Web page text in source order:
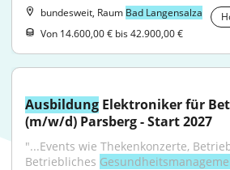
bundesweit, Raum Bad Langensalza
Von 14.600,00 € bis 42.900,00 €
Ausbildung Elektroniker für
(m/w/d) Parsberg - Start 2027
"...Events wie Thekenkonzerte,
Betriebliches